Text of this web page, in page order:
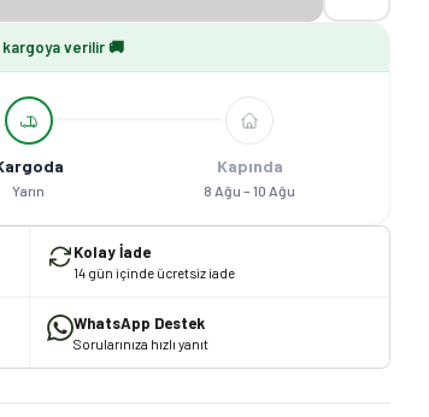
kargoya verilir 🚚
Yarın
Kapında
8 Ağu – 10 Ağu
Kolay İade
14 gün içinde ücretsiz iade
WhatsApp Destek
Sorularınıza hızlı yanıt